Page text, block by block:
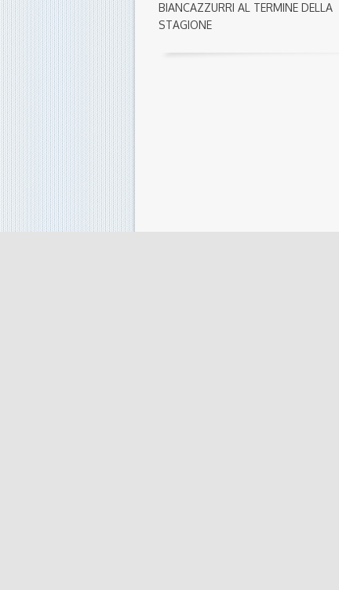
BIANCAZZURRI AL TERMINE DELLA
STAGIONE